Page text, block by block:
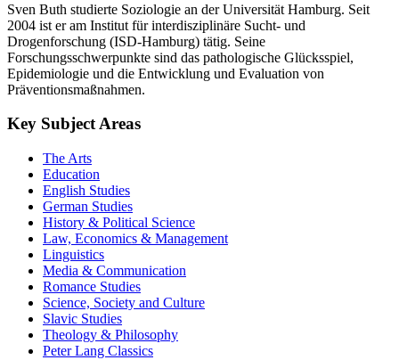
Sven Buth studierte Soziologie an der Universität Hamburg. Seit
2004 ist er am Institut für interdisziplinäre Sucht- und
Drogenforschung (ISD-Hamburg) tätig. Seine
Forschungsschwerpunkte sind das pathologische Glücksspiel,
Epidemiologie und die Entwicklung und Evaluation von
Präventionsmaßnahmen.
Key Subject Areas
The Arts
Education
English Studies
German Studies
History & Political Science
Law, Economics & Management
Linguistics
Media & Communication
Romance Studies
Science, Society and Culture
Slavic Studies
Theology & Philosophy
Peter Lang Classics